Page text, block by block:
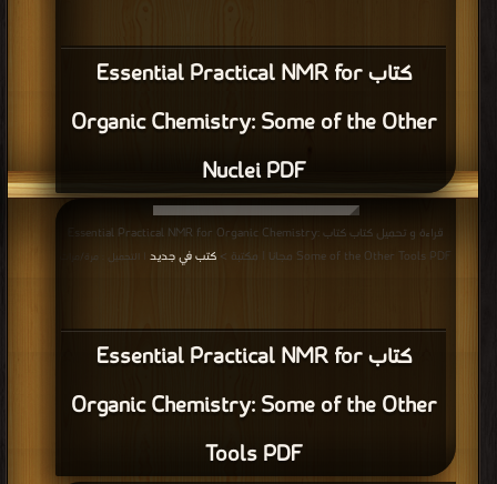
كتاب Essential Practical NMR for
Organic Chemistry: Some of the Other
Nuclei PDF
كتاب Essential Practical NMR for
Organic Chemistry: Some of the Other
Tools PDF
قراءة و تحميل كتاب كتاب Essential Practical NMR for Organic Chemistry:
Some of the Other Tools PDF مجانا | مكتبة >
كتب في جديد | التحميل : مرة/مرات